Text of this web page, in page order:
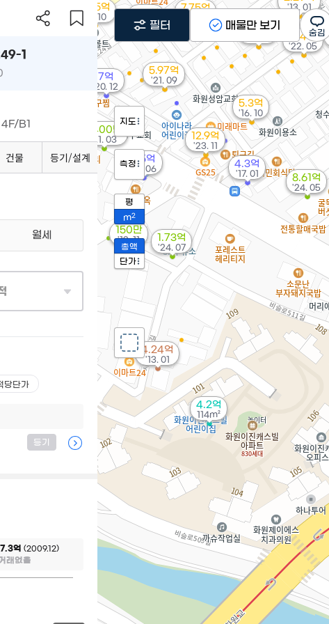
4.2억
114m²
1.73억
'24. 07
8.61억
'24. 05
4.3억
12.9억
'23. 11
4.4억
'22. 05
7.75억
5.97억
'21. 09
1,400만
'21. 03
7억
'20. 12
'17. 06
4.3억
'17. 01
5.3억
'16. 10
4.24억
'13. 01
'13. 01
150만
'12. 11
3.55억
'10. 10
6.5억
'07. 06
지도
측정
평
m2
총액
단가
필터 매물만 보기
1
4F/B1
건물 등기/설계
월세
당단가
등기
7.3억 (2009.12)
래없음